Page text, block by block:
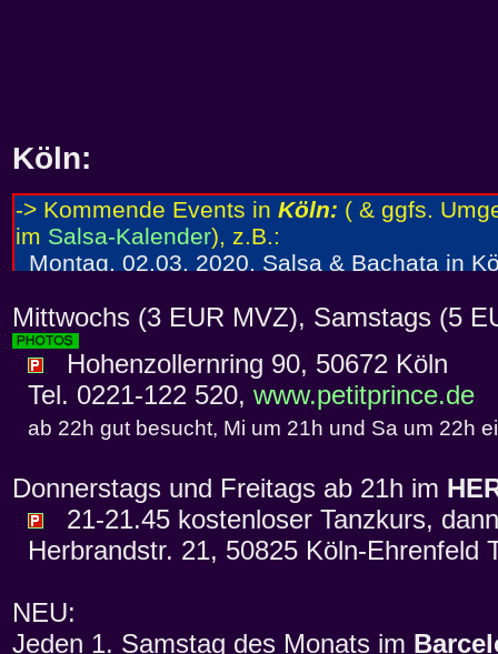
Köln:
Mittwochs (3 EUR MVZ), Samstags (5
Hohenzollernring 90, 50672 Köln
Tel. 0221-122 520, www.petitprince.de
ab 22h gut besucht, Mi um 21h und Sa um 22h
Donnerstags und Freitags ab 21h im
21-21.45 kostenloser Tanzkurs,
Herbrandstr. 21, 50825 Köln-Ehrenfeld
NEU:
Jeden 1. Samstag des Monats im